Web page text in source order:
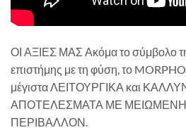
ΟΙ ΑΞΙΕΣ ΜΑΣ Ακόμα το σύμβολο
επιστήμης με τη φύση, το
μέγιστα ΛΕΙΤΟΥΡΓΙΚΑ και
ΑΠΟΤΕΛΕΣΜΑΤΑ ΜΕ
ΠΕΡΙΒΑΛΛΟΝ.